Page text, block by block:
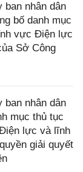
ban nhân dân
bố danh mục
vực Điện lực
Sở Công
ban nhân dân
mục thủ tục
lực và lĩnh
giải quyết